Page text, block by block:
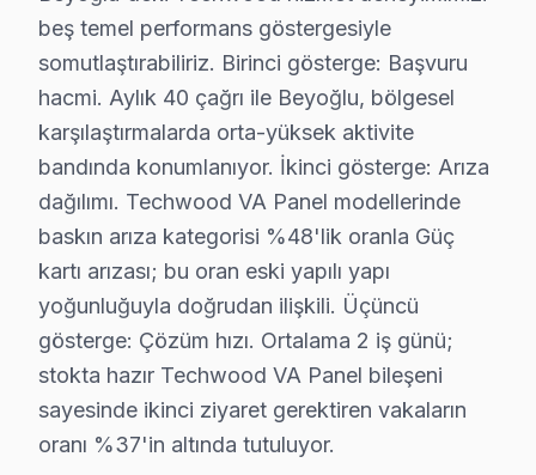
Beyoğlu'da Kulaksız bölgesi dahil tüm hizmet
Techwood Servis Merkezi →
Kuloğlu Techwood Servis
Kuloğlu semtindeki Techwood TV sorunları için kapıya
Beyoğlu Techwood Servis →
Küçük Piyale Techwood Servis
Küçük Piyale'den gelen Techwood TV arızaları arasında
Beyoğlu Techwood Servis →
Müeyyetzade Techwood Servis
Techwood marka TV'niz Müeyyetzade'de çalışmıyorsa
Müeyyetzade Techwood Anakart Tamiri →
beş temel performans göstergesiyle
somutlaştırabiliriz. Birinci gösterge: Başvuru
hacmi. Aylık 40 çağrı ile Beyoğlu, bölgesel
karşılaştırmalarda orta-yüksek aktivite
bandında konumlanıyor. İkinci gösterge: Arıza
dağılımı. Techwood VA Panel modellerinde
baskın arıza kategorisi %48'lik oranla Güç
kartı arızası; bu oran eski yapılı yapı
yoğunluğuyla doğrudan ilişkili. Üçüncü
gösterge: Çözüm hızı. Ortalama 2 iş günü;
stokta hazır Techwood VA Panel bileşeni
sayesinde ikinci ziyaret gerektiren vakaların
oranı %37'in altında tutuluyor.